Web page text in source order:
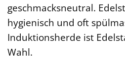
geschmacksneutral.
hygienisch und oft
Induktionsherde ist
Wahl.